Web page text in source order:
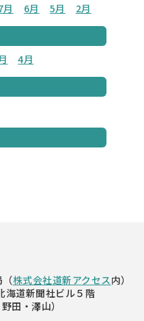
月 6月 5月
2月
4月
（株式会社道新アクセス 内）
海道新聞社ビル５階
田・澤山）